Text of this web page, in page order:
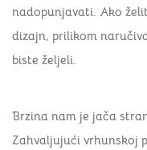
nadopunjavati. Ako
dizajn, prilikom
biste željeli.
Brzina nam je jača
Zahvaljujući vrhunskoj